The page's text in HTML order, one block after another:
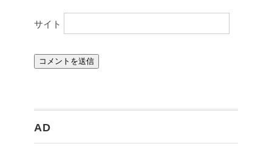
サイト
AD